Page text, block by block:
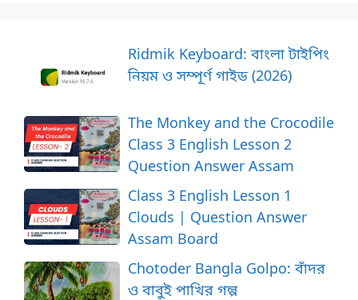
Ridmik Keyboard: বাংলা টাইপিং
নিয়ম ও সম্পূর্ণ গাইড (2026)
The Monkey and the Crocodile
Class 3 English Lesson 2
Question Answer Assam
Class 3 English Lesson 1
Clouds | Question Answer
Assam Board
Chotoder Bangla Golpo: বাঁদর
ও বাবুই পাখির গল্প